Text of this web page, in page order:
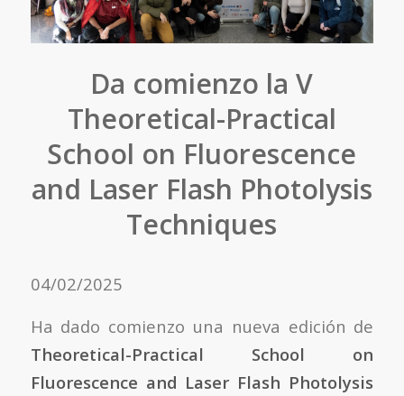
Da comienzo la V
Theoretical-Practical
School on Fluorescence
and Laser Flash Photolysis
Techniques
04/02/2025
Ha dado comienzo una nueva edición de
Theoretical-Practical School on
Fluorescence and Laser Flash Photolysis